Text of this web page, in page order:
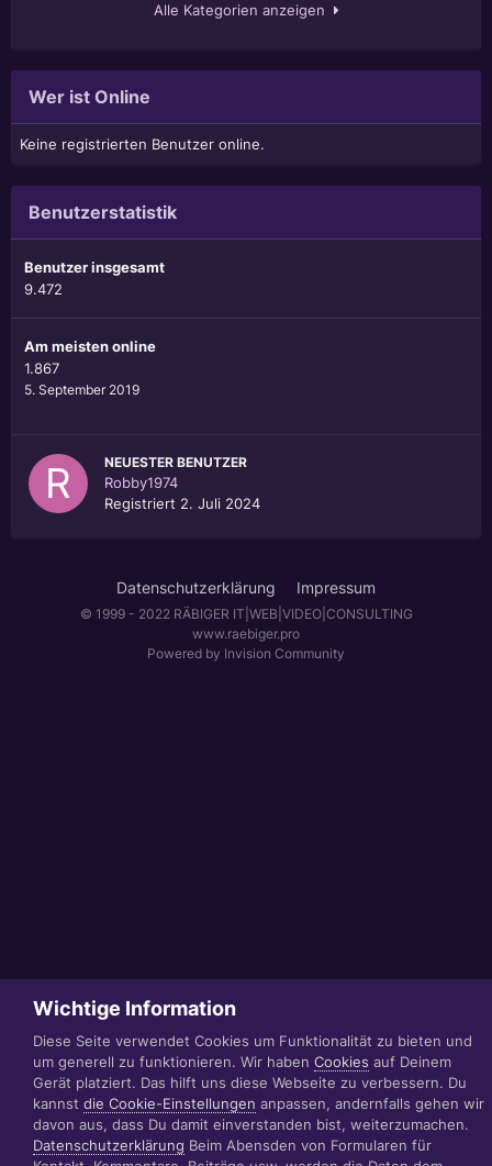
Alle Kategorien anzeigen
Wer ist Online
Keine registrierten Benutzer online.
Benutzerstatistik
Benutzer insgesamt
9.472
Am meisten online
1.867
5. September 2019
NEUESTER BENUTZER
Robby1974
Registriert 2. Juli 2024
Datenschutzerklärung Impressum
© 1999 - 2022 RÄBIGER IT|WEB|VIDEO|CONSULTING
www.raebiger.pro
Powered by Invision Community
Wichtige Information
Diese Seite verwendet Cookies um Funktionalität zu bieten und
um generell zu funktionieren. Wir haben Cookies auf Deinem
Gerät platziert. Das hilft uns diese Webseite zu verbessern. Du
kannst die Cookie-Einstellungen anpassen, andernfalls gehen wir
davon aus, dass Du damit einverstanden bist, weiterzumachen.
Datenschutzerklärung Beim Abensden von Formularen für